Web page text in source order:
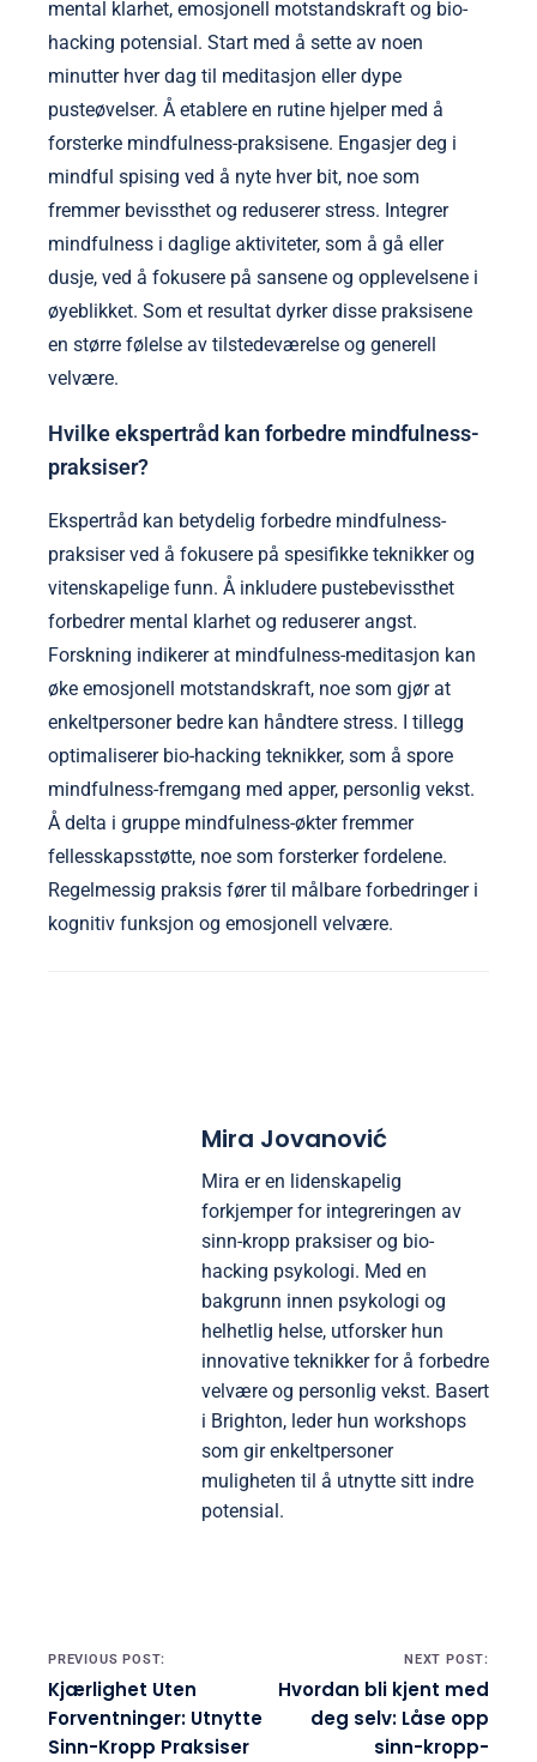
mental klarhet, emosjonell motstandskraft og bio-
hacking potensial. Start med å sette av noen
minutter hver dag til meditasjon eller dype
pusteøvelser. Å etablere en rutine hjelper med å
forsterke mindfulness-praksisene. Engasjer deg i
mindful spising ved å nyte hver bit, noe som
fremmer bevissthet og reduserer stress. Integrer
mindfulness i daglige aktiviteter, som å gå eller
dusje, ved å fokusere på sansene og opplevelsene i
øyeblikket. Som et resultat dyrker disse praksisene
en større følelse av tilstedeværelse og generell
velvære.
Hvilke ekspertråd kan forbedre mindfulness-
praksiser?
Ekspertråd kan betydelig forbedre mindfulness-
praksiser ved å fokusere på spesifikke teknikker og
vitenskapelige funn. Å inkludere pustebevissthet
forbedrer mental klarhet og reduserer angst.
Forskning indikerer at mindfulness-meditasjon kan
øke emosjonell motstandskraft, noe som gjør at
enkeltpersoner bedre kan håndtere stress. I tillegg
optimaliserer bio-hacking teknikker, som å spore
mindfulness-fremgang med apper, personlig vekst.
Å delta i gruppe mindfulness-økter fremmer
fellesskapsstøtte, noe som forsterker fordelene.
Regelmessig praksis fører til målbare forbedringer i
kognitiv funksjon og emosjonell velvære.
Mira Jovanović
Mira er en lidenskapelig
forkjemper for integreringen av
sinn-kropp praksiser og bio-
hacking psykologi. Med en
bakgrunn innen psykologi og
helhetlig helse, utforsker hun
innovative teknikker for å forbedre
velvære og personlig vekst. Basert
i Brighton, leder hun workshops
som gir enkeltpersoner
muligheten til å utnytte sitt indre
potensial.
Post navigation
PREVIOUS POST:
Kjærlighet Uten
Forventninger: Utnytte
Sinn-Kropp Praksiser
NEXT POST:
Hvordan bli kjent med
deg selv: Låse opp
sinn-kropp-